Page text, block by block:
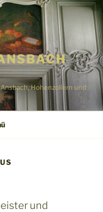
Hohenzollern und
und